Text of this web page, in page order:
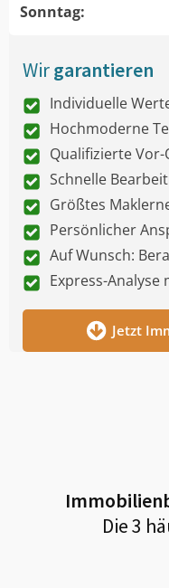
Sonntag:
Wirgarantieren
Individuelle
Hochmoderne
Qualifizierte
Schnelle
Größtes
Persönlicher
Auf Wunsch:
Express-Analyse
Jetzt
Die 3